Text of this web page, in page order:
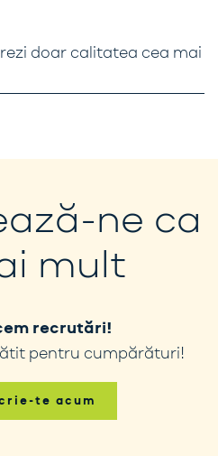
doar calitatea cea mai
ne ca
mult
recrutări!
pentru cumpărături!
te acum